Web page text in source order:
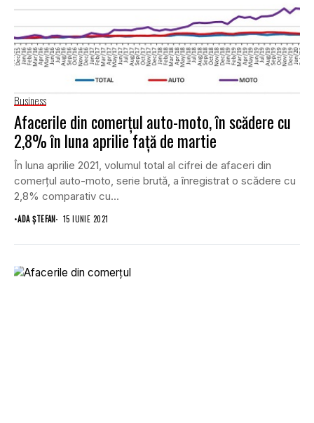
Business
Afacerile din comerțul auto-moto, în scădere cu
2,8% în luna aprilie față de martie
În luna aprilie 2021, volumul total al cifrei de afaceri din
comerțul auto-moto, serie brută, a înregistrat o scădere cu
2,8% comparativ cu...
•ADA ȘTEFAN 15 IUNIE 2021